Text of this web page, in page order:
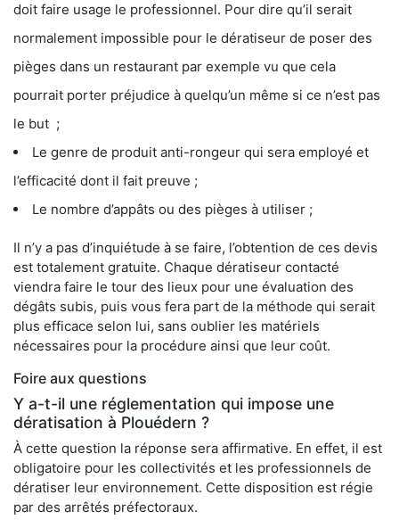
doit faire usage le professionnel. Pour dire qu’il serait
normalement impossible pour le dératiseur de poser des
pièges dans un restaurant par exemple vu que cela
pourrait porter préjudice à quelqu’un même si ce n’est pas
le but ;
Le genre de produit anti-rongeur qui sera employé et
l’efficacité dont il fait preuve ;
Le nombre d’appâts ou des pièges à utiliser ;
Il n’y a pas d’inquiétude à se faire, l’obtention de ces devis
est totalement gratuite. Chaque dératiseur contacté
viendra faire le tour des lieux pour une évaluation des
dégâts subis, puis vous fera part de la méthode qui serait
plus efficace selon lui, sans oublier les matériels
nécessaires pour la procédure ainsi que leur coût.
Foire aux questions
Y a-t-il une réglementation qui impose une
dératisation à Plouédern ?
À cette question la réponse sera affirmative. En effet, il est
obligatoire pour les collectivités et les professionnels de
dératiser leur environnement. Cette disposition est régie
par des arrêtés préfectoraux.